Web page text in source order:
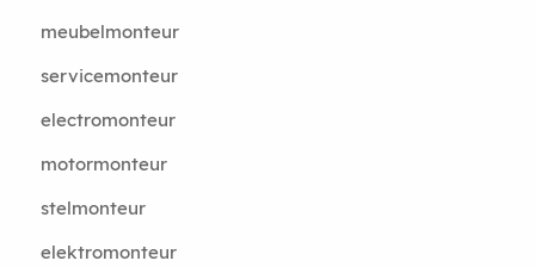
meubelmonteur
servicemonteur
electromonteur
motormonteur
stelmonteur
elektromonteur